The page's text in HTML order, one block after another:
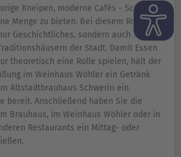
Kneipen, moderne Cafés - Schwerins
Menge zu bieten. Bei diesem Rundgang
Geschichtliches, sondern auch kleine
der Stadt. Damit Essen
theoretisch eine Rolle spielen, hält der
im Weinhaus Wöhler ein Getränk
Altstadtbrauhaus Schwerin ein
bereit. Anschließend haben Sie die
Brauhaus, im Weinhaus Wöhler oder in
Restaurants ein Mittag- oder